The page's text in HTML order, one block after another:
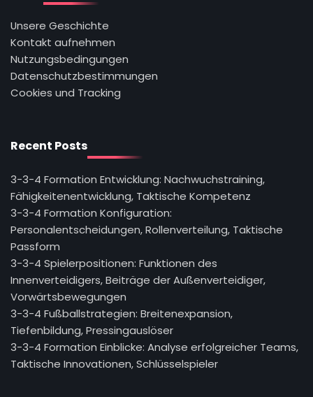
Unsere Geschichte
Kontakt aufnehmen
Nutzungsbedingungen
Datenschutzbestimmungen
Cookies und Tracking
Recent Posts
3-3-4 Formation Entwicklung: Nachwuchstraining,
Fähigkeitenentwicklung, Taktische Kompetenz
3-3-4 Formation Konfiguration:
Personalentscheidungen, Rollenverteilung, Taktische
Passform
3-3-4 Spielerpositionen: Funktionen des
Innenverteidigers, Beiträge der Außenverteidiger,
Vorwärtsbewegungen
3-3-4 Fußballstrategien: Breitenexpansion,
Tiefenbildung, Pressingauslöser
3-3-4 Formation Einblicke: Analyse erfolgreicher Teams,
Taktische Innovationen, Schlüsselspieler